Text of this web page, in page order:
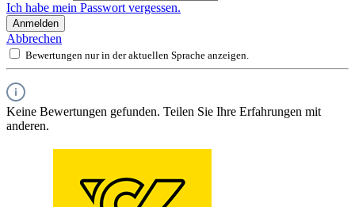
Ich habe mein Passwort vergessen.
Anmelden
Abbrechen
Bewertungen nur in der aktuellen Sprache anzeigen.
Keine Bewertungen gefunden. Teilen Sie Ihre Erfahrungen mit
anderen.